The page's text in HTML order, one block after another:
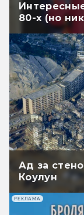
80-х (но
Ад за
Коулун
РЕКЛАМА